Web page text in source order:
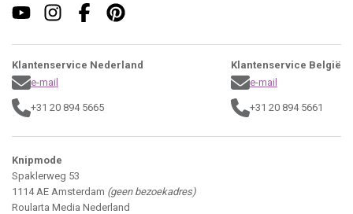
Klantenservice Nederland
e-mail
+31 20 894 5665
Klantenservice België
e-mail
+31 20 894 5661
Knipmode
Spaklerweg 53
1114 AE Amsterdam (geen bezoekadres)
Roularta Media Nederland